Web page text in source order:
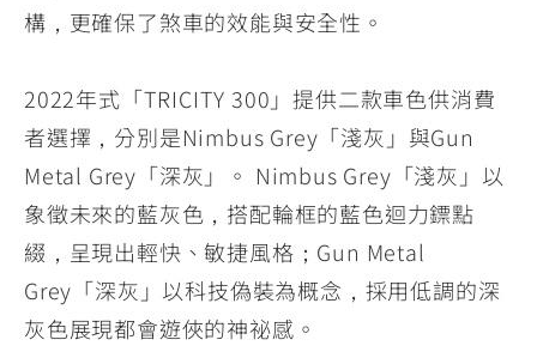
構，更確保了煞車的效能與安全性。
2022年式「TRICITY 300」提供二款車色供消費
者選擇，分別是Nimbus Grey「淺灰」與Gun
Metal Grey「深灰」。 Nimbus Grey「淺灰」以
象徵未來的藍灰色，搭配輪框的藍色迴力鏢點
綴，呈現出輕快、敏捷風格；Gun Metal
Grey「深灰」以科技偽裝為概念，採用低調的深
灰色展現都會遊俠的神祕感。